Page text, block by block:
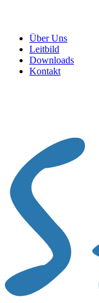
Über Uns
Leitbild
Downloads
Kontakt